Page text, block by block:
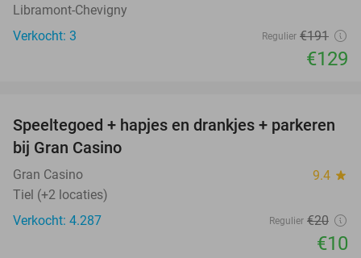
Libramont-Chevigny
Verkocht: 3
Regulier €191
€129
50%
Speeltegoed + hapjes en drankjes + parkeren
bij Gran Casino
Gran Casino 9.4 star
Tiel (+2 locaties)
Verkocht: 4.287
Regulier €20
€10